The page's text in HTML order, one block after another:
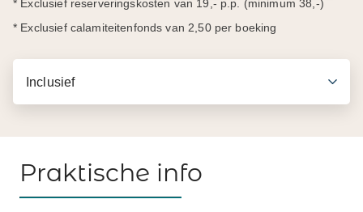
* Exclusief reserveringskosten van 19,- p.p. (minimum 38,-)
* Exclusief calamiteitenfonds van 2,50 per boeking
Inclusief
Praktische info